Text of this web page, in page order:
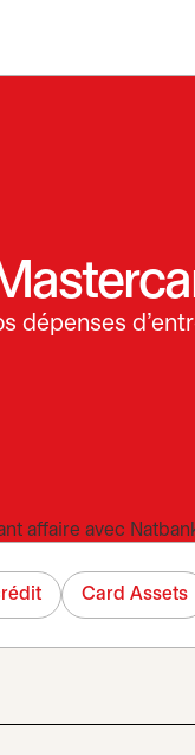
dépenses
Card Assets